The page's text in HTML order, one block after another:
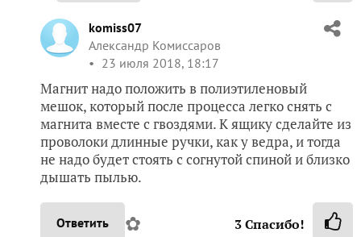
komiss07
Александр Комиссаров
23 июля 2018, 18:17
Магнит надо положить в полиэтиленовый
мешок, который после процесса легко снять с
магнита вместе с гвоздями. К ящику сделайте из
проволоки длинные ручки, как у ведра, и тогда
не надо будет стоять с согнутой спиной и близко
дышать пылью.
Ответить ✿ 3Спасибо!